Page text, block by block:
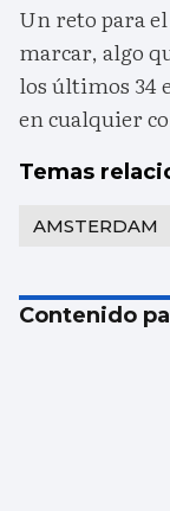
Un reto para
marcar, algo
los últimos 34
en cualquier
Temas
AMSTERDAM
Contenido